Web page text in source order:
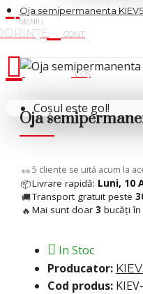
Cosul tau
Coșul este gol!
Oja semipermanenta
Oja
👀11cliente se uită acum la
📦Livrare rapidă: Luni, 10
🚚Transport gratuit peste
🔥 Mai sunt doar 3 bucăți
In Stoc
Producator:
Cod produs: